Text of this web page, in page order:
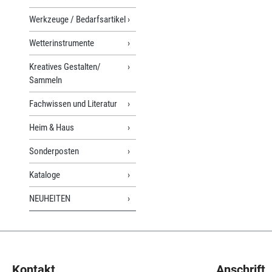
Werkzeuge / Bedarfsartikel
Wetterinstrumente
Kreatives Gestalten/
Sammeln
Fachwissen und Literatur
Heim & Haus
Sonderposten
Kataloge
NEUHEITEN